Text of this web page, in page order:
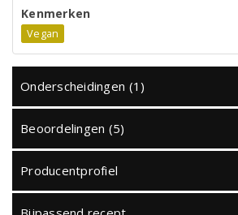
Kenmerken
Vegan
Onderscheidingen (1)
Beoordelingen (5)
Producentprofiel